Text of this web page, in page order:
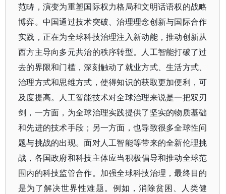
范畴，演变为重塑国际权力格局和文明话语权的战略
博弈。中国通过技术突破、治理理念创新与国际合作
实践，正在为全球科技治理注入新动能，推动创新从
西方主导向多元共治的秩序转型。人工智能打破了过
去的界限和门槛，深刻触动了就业方式、生活方式、
治理方式和思维方式，使得知识的获取更加便利，可
及度提高。人工智能技术对全球治理来说是一把双刃
剑，一方面，为全球治理实践提供了坚实的物质基础
和先进的技术手段；另一方面，也导致很多全球性问
题与挑战的出现。面对人工智能等带来的全新伦理挑
战，各国政府和科技主体应当积极倡导和推动全球范
围内的科技监管合作。加强全球科技治理，最终目的
是为了解决世界性难题。例如，消除贫困、人类健